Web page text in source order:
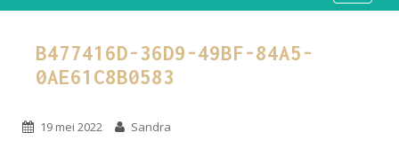
B477416D-36D9-49BF-84A5-
0AE61C8B0583
19 mei 2022 Sandra